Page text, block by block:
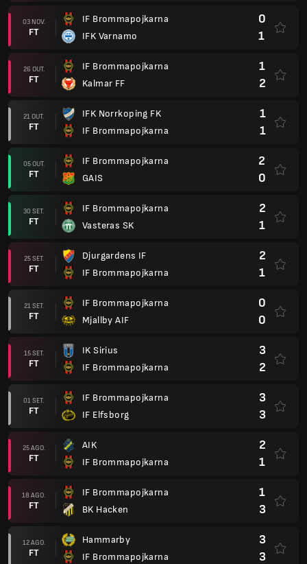
03 NOV.
FT
IF Brommapojkarna
IFK Varnamo
0
1
26 OUT.
FT
IF Brommapojkarna
Kalmar FF
1
2
21 OUT.
FT
IFK Norrkoping FK
IF Brommapojkarna
1
1
05 OUT.
FT
IF Brommapojkarna
GAIS
2
0
30 SET.
FT
IF Brommapojkarna
Vasteras SK
2
1
25 SET.
FT
Djurgardens IF
IF Brommapojkarna
2
1
21 SET.
FT
IF Brommapojkarna
Mjallby AIF
0
0
15 SET.
FT
IK Sirius
IF Brommapojkarna
3
2
01 SET.
FT
IF Brommapojkarna
IF Elfsborg
3
3
25 AGO.
FT
AIK
IF Brommapojkarna
2
1
18 AGO.
FT
IF Brommapojkarna
BK Hacken
1
3
12 AGO.
FT
Hammarby
IF Brommapojkarna
3
3